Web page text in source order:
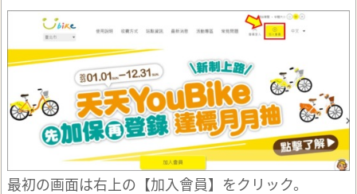
最初の画面は右上の【加入會員】をクリック。